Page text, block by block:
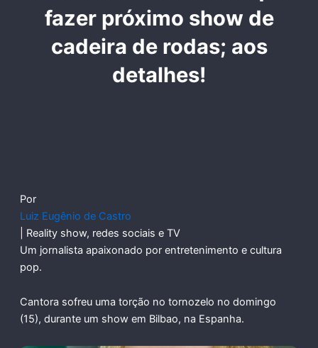
fazer próximo show de
cadeira de rodas; aos
detalhes!
Por
Luiz Eugênio de Castro
| Reality show, redes sociais e TV
Um jornalista apaixonado por entretenimento e cultura
pop.
Cantora sofreu uma torção no tornozelo no domingo
(15), durante um show em Bilbao, na Espanha.